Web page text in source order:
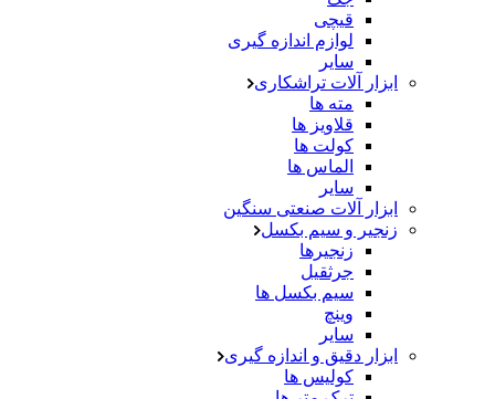
قیچی
لوازم اندازه گیری
سایر
ابزار آلات تراشکاری
مته ها
قلاویز ها
کولت ها
الماس ها
سایر
ابزار آلات صنعتی سنگین
زنجیر و سیم بکسل
زنجیرها
جرثقیل
سیم بکسل ها
وینچ
سایر
ابزار دقیق و اندازه گیری
کولیس ها